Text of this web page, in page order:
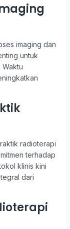
imaging dan
untuk
Waktu
radioterapi
terhadap
klinis kini
dari